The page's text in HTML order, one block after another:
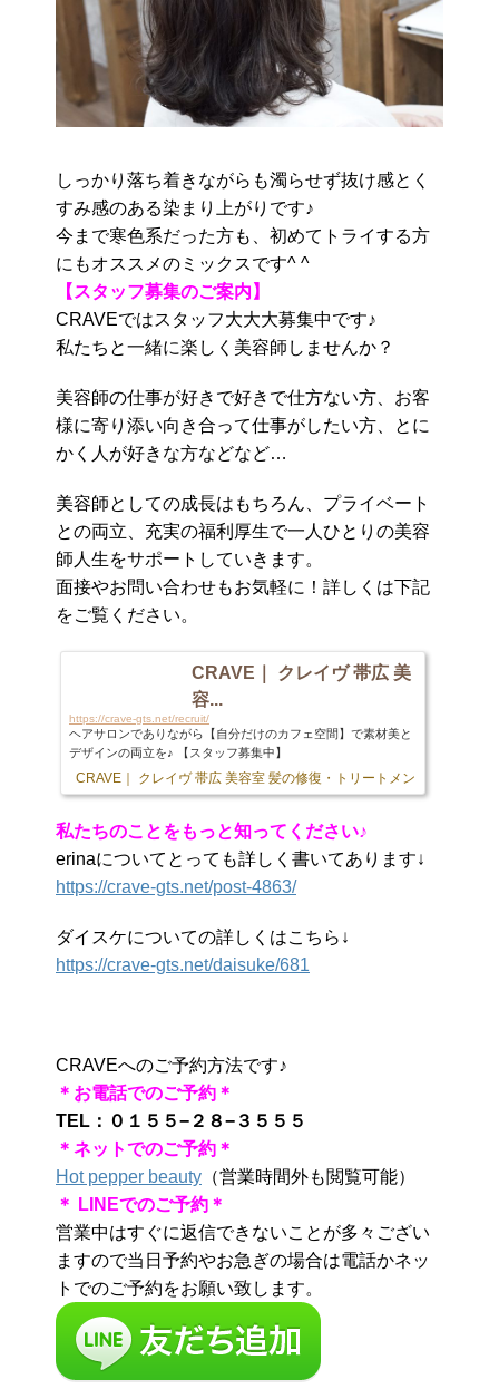
しっかり落ち着きながらも濁らせず抜け感とく
すみ感のある染まり上がりです♪
今まで寒色系だった方も、初めてトライする方
にもオススメのミックスです^ ^
【スタッフ募集のご案内】
CRAVEではスタッフ大大大募集中です♪
私たちと一緒に楽しく美容師しませんか？
美容師の仕事が好きで好きで仕方ない方、お客
様に寄り添い向き合って仕事がしたい方、とに
かく人が好きな方などなど…
美容師としての成長はもちろん、プライベート
との両立、充実の福利厚生で一人ひとりの美容
師人生をサポートしていきます。
面接やお問い合わせもお気軽に！詳しくは下記
をご覧ください。
CRAVE｜ クレイヴ 帯広 美
容...
https://crave-gts.net/recruit/
ヘアサロンでありながら【自分だけのカフェ空間】で素材美と
デザインの両立を♪ 【スタッフ募集中】
CRAVE｜ クレイヴ 帯広 美容室 髪の修復・トリートメント専門店
私たちのことをもっと知ってください♪
erinaについてとっても詳しく書いてあります↓
https://crave-gts.net/post-4863/
ダイスケについての詳しくはこちら↓
https://crave-gts.net/daisuke/681
CRAVEへのご予約方法です♪
＊お電話でのご予約＊
TEL：０１５５−２８−３５５５
＊ネットでのご予約＊
Hot pepper beauty （営業時間外も閲覧可能）
＊ LINEでのご予約＊
営業中はすぐに返信できないことが多々ござい
ますので当日予約やお急ぎの場合は電話かネッ
トでのご予約をお願い致します。